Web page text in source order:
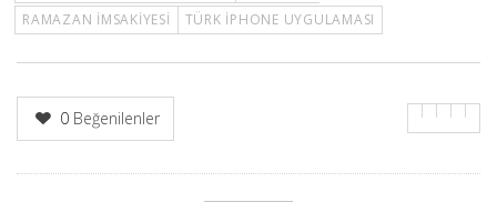
RAMAZAN IMSAKIYESI
TÜRK IPHONE UYGULAMASI
0 Beğenilenler